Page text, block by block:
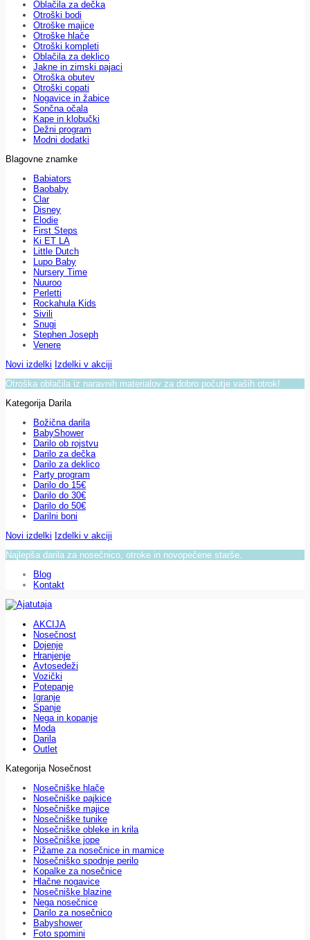
Oblačila za dečka
Otroški bodi
Otroške majice
Otroške hlače
Otroški kompleti
Oblačila za deklico
Jakne in zimski pajaci
Otroška obutev
Otroški copati
Nogavice in žabice
Sončna očala
Kape in klobučki
Dežni program
Modni dodatki
Blagovne znamke
Babiators
Baobaby
Clar
Disney
Elodie
First Steps
Ki ET LA
Little Dutch
Lupo Baby
Nursery Time
Nuuroo
Perletti
Rockahula Kids
Sivili
Snugi
Stephen Joseph
Venere
Novi izdelki Izdelki v akciji
Otroška oblačila iz naravnih materialov za dobro počutje vaših otrok!
Kategorija Darila
Božična darila
BabyShower
Darilo ob rojstvu
Darilo za dečka
Darilo za deklico
Party program
Darilo do 15€
Darilo do 30€
Darilo do 50€
Darilni boni
Novi izdelki Izdelki v akciji
Najlepša darila za nosečnico, otroke in novopečene starše.
Blog
Kontakt
AKCIJA
Nosečnost
Dojenje
Hranjenje
Avtosedeži
Vozički
Potepanje
Igranje
Spanje
Nega in kopanje
Moda
Darila
Outlet
Kategorija Nosečnost
Nosečniške hlače
Nosečniške pajkice
Nosečniške majice
Nosečniške tunike
Nosečniške obleke in krila
Nosečniške jope
Pižame za nosečnice in mamice
Nosečniško spodnje perilo
Kopalke za nosečnice
Hlačne nogavice
Nosečniške blazine
Nega nosečnice
Darilo za nosečnico
Babyshower
Foto spomini